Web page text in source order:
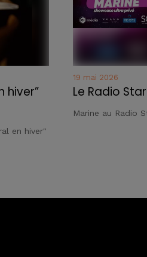
hiver”
en hiver"
19 mai 2026
Le Radio
Marine au Radio